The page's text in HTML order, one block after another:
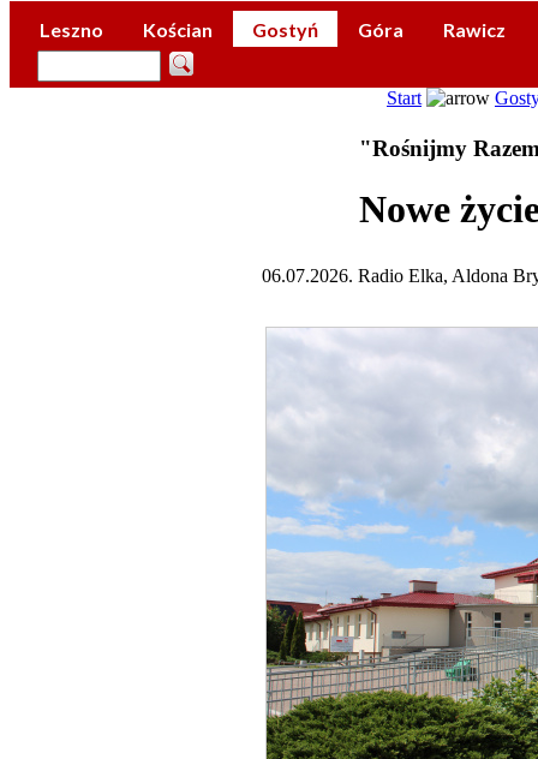
Leszno Kościan Gostyń Góra Rawicz
Start
"Rośnijmy
Nowe
06.07.2026. Radio Elka, Aldona